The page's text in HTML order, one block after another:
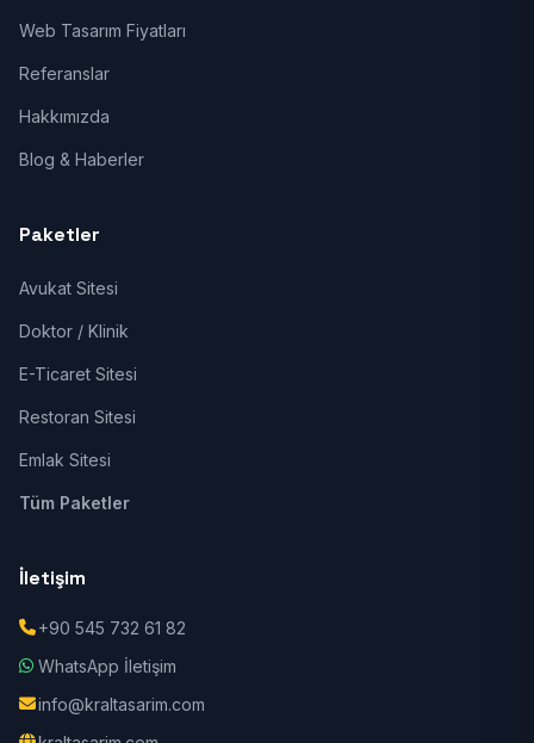
Web Tasarım Fiyatları
Referanslar
Hakkımızda
Blog & Haberler
Paketler
Avukat Sitesi
Doktor / Klinik
E-Ticaret Sitesi
Restoran Sitesi
Emlak Sitesi
Tüm Paketler
İletişim
+90 545 732 61 82
WhatsApp İletişim
info@kraltasarim.com